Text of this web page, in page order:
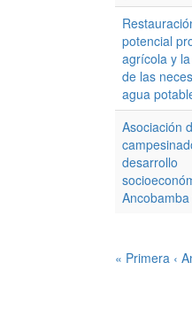
potencial
agrícola y
de las
agua
Asociación
desarrollo
« Primera ‹